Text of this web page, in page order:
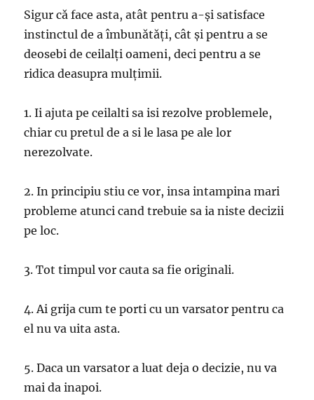
Sigur cǎ face asta, atât pentru a-și satisface
instinctul de a îmbunǎtǎți, cât și pentru a se
deosebi de ceilalți oameni, deci pentru a se
ridica deasupra mulțimii.
1. Ii ajuta pe ceilalti sa isi rezolve problemele,
chiar cu pretul de a si le lasa pe ale lor
nerezolvate.
2. In principiu stiu ce vor, insa intampina mari
probleme atunci cand trebuie sa ia niste decizii
pe loc.
3. Tot timpul vor cauta sa fie originali.
4. Ai grija cum te porti cu un varsator pentru ca
el nu va uita asta.
5. Daca un varsator a luat deja o decizie, nu va
mai da inapoi.